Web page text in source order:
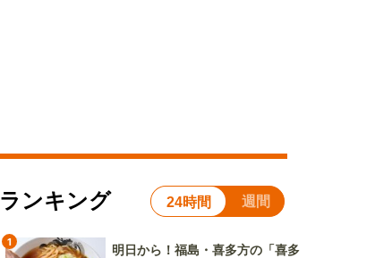
ランキング 24時間 週間
1
明日から！福島・喜多方の「喜多